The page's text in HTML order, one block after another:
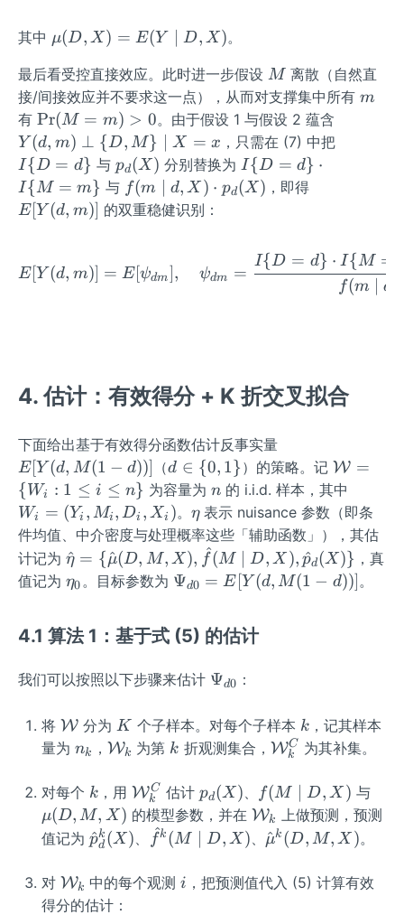
d,\,
X
\bi
gr]
X]
\m
X=
x
其中 \m
(D,
X)
=
E
(Y
\m
id
D,
μ(D, X ) = E(Y D, X )。
最后看受控直接效应。此时进一步假设 M
M 离散（自然直
接/间接效应并不要求这一点），从而对支撑集中所有 m
m
有 \P
r
(M
=
m)
Pr(M = m) > 0。由于假设 1 与假设 2 蕴含
(d,
\}
\m
Y (d, m) ⊥ {D, M} X = x ，只需在 (7) 中把
I{D = d} 与 p_
d
(X)
pd(X ) 分别替换为I\
{D
do
\}
I{D = d} ⋅
I{M = m} 与 f
(m
d,
(X)
f(m d, X ) ⋅ pd(X ) ，即得
m)]
E [Y (d, m)] 的双重稳健识别：
E [Y (d, m)] = E [ψdm], ψdm =
f(m ∣ d
I{D = d} ⋅ I{M =
4. 估计：有效得分 + K 折交叉拟合
下面给出基于有效得分函数估计反事实量
[Y
(d,
M
(1-
d))]
E [Y (d, M(1 − d))] （d
\i
n\
{0,
1
\}
d ∈ {0, 1}）的策略。记\ma
thca
{W}
=\
{W_
i: 1\l
W =
{ Wi : 1 ≤ i ≤ n} 为容量为 n
n的 i.i.d. 样本，其中
_i
=
(Y
_i,
M
i)
Wi = (Yi , Mi , Di , Xi )。 \e
ta
η表示 nuisance 参数（即条
件均值、中介密度与处理概率这些「辅助函数」），其估
计记为 \hat
\eta
t\mu
M,
at f
(M
D,
X),\h
at p_
d(X)
η
^ = {μ
^(D, M, X ), f
^(M D, X ), p
^d(X )} ，真
值记为 \e
0
η0。目标参数为 \Ps
0}
[Y
M
(1-
Ψd0 = E [Y (d, M(1 − d))]。
4.1 算法 1：基于式 (5) 的估计
我们可以按照以下步骤来估计 \P
{d
0}
Ψd0 ：
将 \ma
thca
{W}
W 分为 K
K 个子样本。对每个子样本 k
k ，记其样本
量为 n
k
nk ， \ma
{W}
_k
Wk 为第 k
k 折观测集合， \ma
l
{W}
_k^
Wk
C 为其补集。
对每个 k
k ，用\ma
thca
l
{W}
_k^
C
Wk
C 估计 p_
d
(X)
pd(X )
f
(M
\m
id
D,
X)
f(M D, X ) 与\m
u
X)
μ(D, M, X ) 的模型参数，并在\ma
thca
{W}
_k
Wk
上做预测，预测
值记为 \h
p_
d^
p
^d
k (X )
\h
f^k
f
^k (M D, X )
\h
\m
μ
^k (D, M, X )。
对 \ma
thca
Wk 中的每个观测i
i ，把预测值代入 (5) 计算有效
得分的估计：